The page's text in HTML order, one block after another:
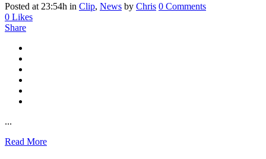
Posted at 23:54h in Clip, News by Chris 0 Comments
0 Likes
Share
...
Read More